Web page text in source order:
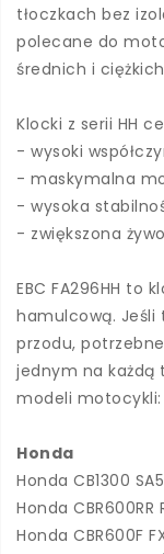
tłoczkach bez
polecane do
średnich i
Klocki z serii HH
- wysoki
- maskymalna
- wysoka
- zwiększona
EBC FA296HH to
hamulcową.
przodu,
jednym na każdą
modeli motocykli:
Honda
Honda CB1300
Honda
Honda CBR600F